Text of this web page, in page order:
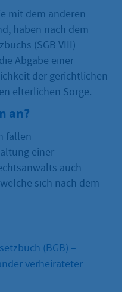
mit dem anderen
haben nach dem
(SGB VIII)
Abgabe einer
der gerichtlichen
elterlichen Sorge.
an?
fallen
einer
auch
sich nach dem
(BGB) –
verheirateter